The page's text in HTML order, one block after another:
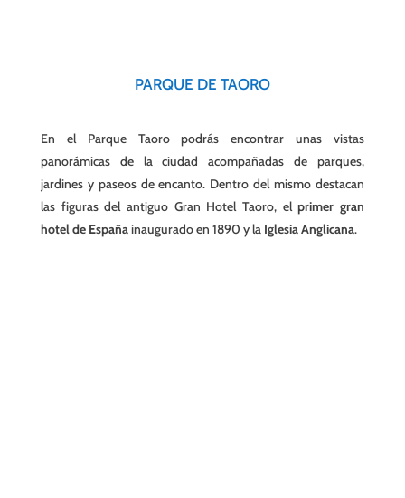
PARQUE DE TAORO
En el Parque Taoro podrás encontrar unas vistas
panorámicas de la ciudad acompañadas de parques,
jardines y paseos de encanto. Dentro del mismo destacan
las figuras del antiguo Gran Hotel Taoro, elprimer gran
hotel de Españainaugurado en 1890 y la Iglesia Anglicana.